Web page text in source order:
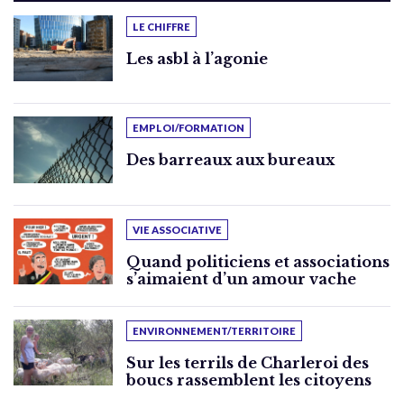
LE CHIFFRE
Les asbl à l’agonie
EMPLOI/FORMATION
Des barreaux aux bureaux
VIE ASSOCIATIVE
Quand politiciens et associations
s’aimaient d’un amour vache
ENVIRONNEMENT/TERRITOIRE
Sur les terrils de Charleroi des
boucs rassemblent les citoyens